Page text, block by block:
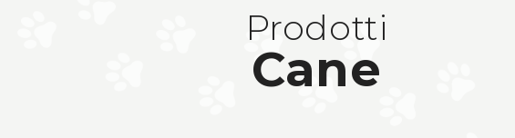
Prodotti
Cane